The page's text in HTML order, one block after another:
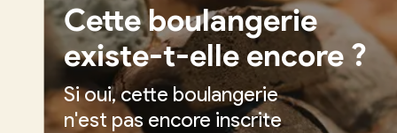
Je crée mon compte
Cette boulangerie
existe-t-elle encore ?
Si oui, cette boulangerie
n'est pas encore inscrite